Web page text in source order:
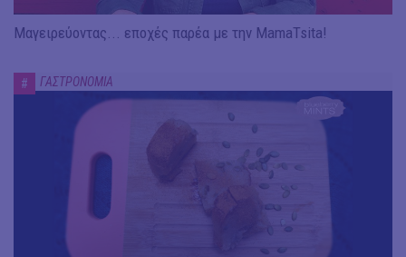
Μαγειρεύοντας... εποχές παρέα με την MamaTsita!
# ΓΑΣΤΡΟΝΟΜΙΑ